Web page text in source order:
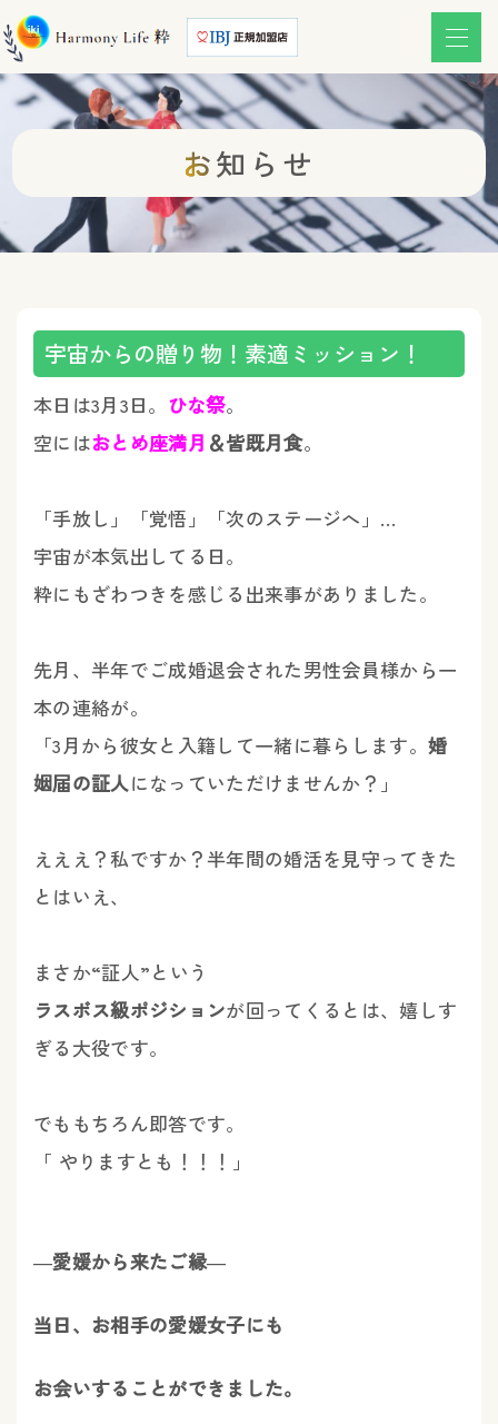
お知らせ
お知らせ
宇宙からの贈り物！素適ミッション！
本日は3月3日。 ひな祭。
空にはおとめ座満月 ＆皆既月食。
「手放し」「覚悟」「次のステージへ」…
宇宙が本気出してる日。
粋にもざわつきを感じる出来事がありました。
先月、半年でご成婚退会された男性会員様から一
本の連絡が。
「3月から彼女と入籍して一緒に暮らします。婚
姻届の証人になっていただけませんか？」
えええ？私ですか？半年間の婚活を見守ってきた
とはいえ、
まさか“証人”という
ラスボス級ポジションが回ってくるとは、嬉しす
ぎる大役です。
でももちろん即答です。
「 やりますとも！！！」
―愛媛から来たご縁―
当日、お相手の愛媛女子にも
お会いすることができました。